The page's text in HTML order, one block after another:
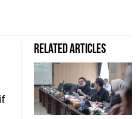
Related Articles